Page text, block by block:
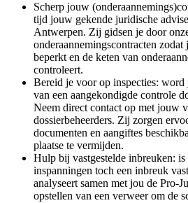
Scherp jouw
tijd jouw gekende juridische
Antwerpen. Zij gidsen je door
onderaannemingscontracten
beperkt en de keten van
controleert.
Bereid je voor op inspecties: word
van een aangekondigde controle
Neem direct contact op met jouw
dossierbeheerders. Zij zorgen
documenten en aangiftes
plaatse te vermijden.
Hulp bij vastgestelde inbreuken:
inspanningen toch een inbreuk
analyseert samen met jou de Pro-
opstellen van een verweer om de